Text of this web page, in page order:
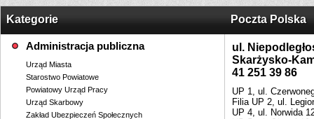
Kategorie
Administracja publiczna
Urząd Miasta
Starostwo Powiatowe
Powiatowy Urząd Pracy
Urząd Skarbowy
Zakład Ubezpieczeń Społecznych
Poczta Polska
ul.
Skarżysko-
41 251 39 86
UP 1, ul.
Filia UP 2, ul.
UP 4, ul. Norwida